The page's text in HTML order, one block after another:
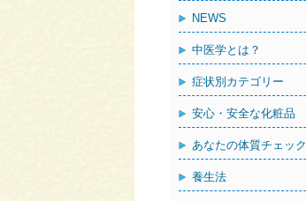
NEWS
中医学とは？
症状別カテゴリー
安心・安全な化粧品
あなたの体質チェック
養生法